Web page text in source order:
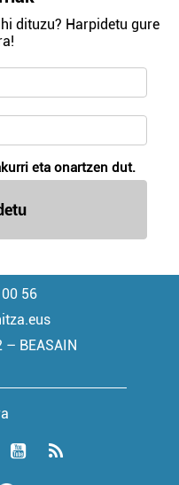
dituzu? Harpidetu gure
eta onartzen dut.
56
– BEASAIN